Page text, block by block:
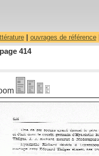
| ouvrages de référence|
414